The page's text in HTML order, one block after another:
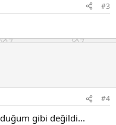
#3
#4
gibi değildi...